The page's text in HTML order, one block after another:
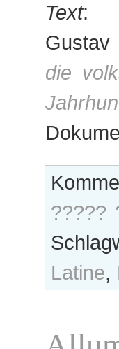
Text:
Gustav
die
?????
Latine,